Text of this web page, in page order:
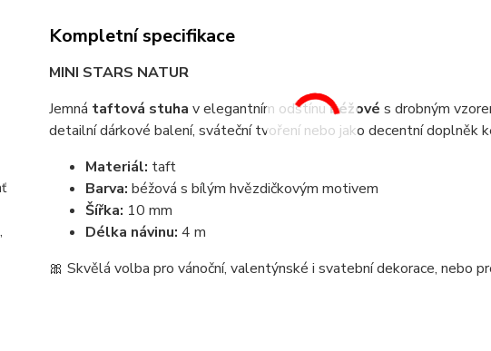
Kompletní specifikace
MINI STARS NATUR
Jemná taftová stuha v elegantním odstínubéžové s drobným
detailní dárkové balení, sváteční tvoření nebo jako decentní doplněk
Materiál: taft
Barva: béžová s bílým hvězdičkovým motivem
Šířka: 10 mm
Délka návinu: 4 m
🎀 Skvělá volba pro vánoční, valentýnské i svatební dekorace, nebo